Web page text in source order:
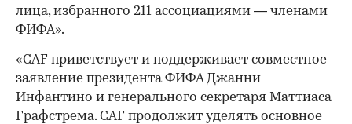
лица, избранного 211 ассоциациями — членами
ФИФА».
«CAF приветствует и поддерживает совместное
заявление президента ФИФА Джанни
Инфантино и генерального секретаря Маттиаса
Графстрема. CAF продолжит уделять основное